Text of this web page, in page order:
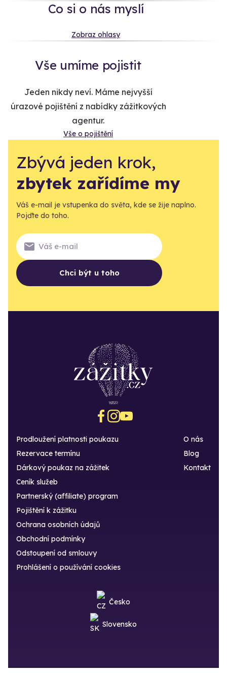
Co si o nás myslí
Zobraz ohlasy
Vše umíme pojistit
Jeden nikdy neví. Máme nejvyšší
úrazové pojištění z nabídky zážitkových
agentur.
Vše o pojištění
Zbývá jeden krok,
zbytek zařídíme my
Váš e-mail je vstupenka do světa, kde se žije naplno.
Pojďte do toho.
Chci být u toho
Prodloužení platnosti poukazu
Rezervace termínu
Dárkový poukaz na zážitek
O nás
Blog
Kontakt
Ceník služeb
Partnerský (affiliate) program
Pojištění k zážitku
Ochrana osobních údajů
Obchodní podmínky
Odstoupení od smlouvy
Prohlášení o používání cookies
Česko
Slovensko